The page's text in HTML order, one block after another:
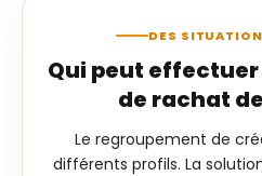
DES
Qui peut
de rachat
Le regroupement de
différents profils. La